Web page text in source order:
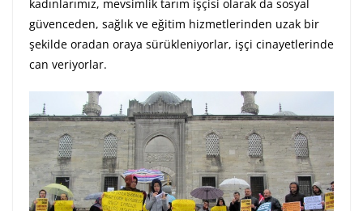
kadınlarımız, mevsimlik tarım işçisi olarak da sosyal
güvenceden, sağlık ve eğitim hizmetlerinden uzak bir
şekilde oradan oraya sürükleniyorlar, işçi cinayetlerinde
can veriyorlar.